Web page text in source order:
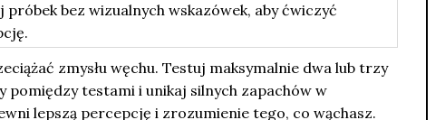
próbek bez wizualnych wskazówek, aby ćwiczyć
zmysłu węchu. Testuj maksymalnie dwa lub trzy
pomiędzy testami i unikaj silnych zapachów w
lepszą percepcję i zrozumienie tego, co wąchasz.